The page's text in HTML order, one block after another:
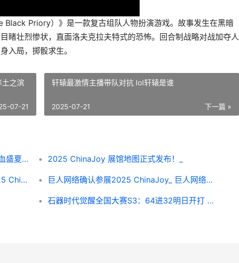
Black Priory）》是一款复古组队人物扮演游戏。故事发生在黑暗
睹壮烈惨状，直面洛夫克拉夫特式的恐怖。回合制战略对战加夺人
入局，掷骰求生。
土之滨
07-21
轩辕最激情主播带队对抗 lol轩辕是谁
下一篇 »
2025-07-21
凯华 X ChinaJoy强势来袭！一键开启热血盛夏！_ 凯华boxjade navy 2025 ChinaJoy 展馆地图正式发布！_
新秀亮相长青压阵 360游戏确认参展2025 ChinaJoy_ 新秀是啥意思 巨人网络确认参展2025 ChinaJoy_ 巨人网络是啥
石器时代觉醒全国大赛S3：64进32明日开打 石器时代觉醒全防御乐器